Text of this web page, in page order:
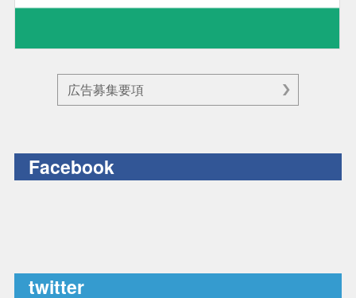
広告募集要項
Facebook
twitter